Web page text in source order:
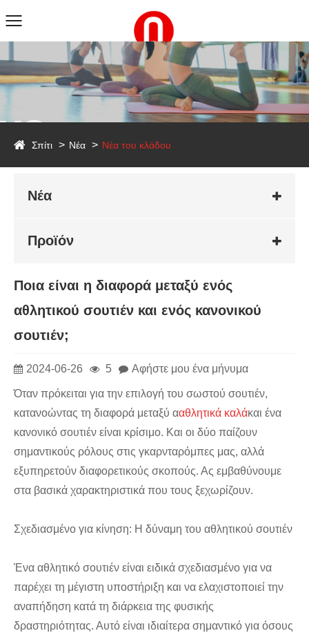
Σπίτι Νέα Νέα του κλάδου
Νέα
Προϊόν
Ποια είναι η διαφορά μεταξύ ενός
αθλητικού σουτιέν και ενός κανονικού
σουτιέν;
2024-06-26 5 Αφήστε μου ένα μήνυμα
Όταν πρόκειται για την επιλογή του σωστού σουτιέν,
κατανοώντας τη διαφορά μεταξύ ααθλητικά καλάκαι ένα
κανονικό σουτιέν είναι κρίσιμο. Και οι δύο παίζουν
σημαντικούς ρόλους στις γκαρνταρόμπες μας, αλλά
εξυπηρετούν διαφορετικούς σκοπούς. Ας εμβαθύνουμε
στα βασικά χαρακτηριστικά που τους ξεχωρίζουν.
Σχεδιασμένο για κίνηση: Η δύναμη του αθλητικού σουτιέν
Ένα αθλητικό σουτιέν είναι ειδικά σχεδιασμένο για να
παρέχει τη μέγιστη υποστήριξη και να ελαχιστοποιεί την
αναπήδηση κατά τη διάρκεια της φυσικής
δραστηριότητας. Αυτό είναι ιδιαίτερα σημαντικό για όσους